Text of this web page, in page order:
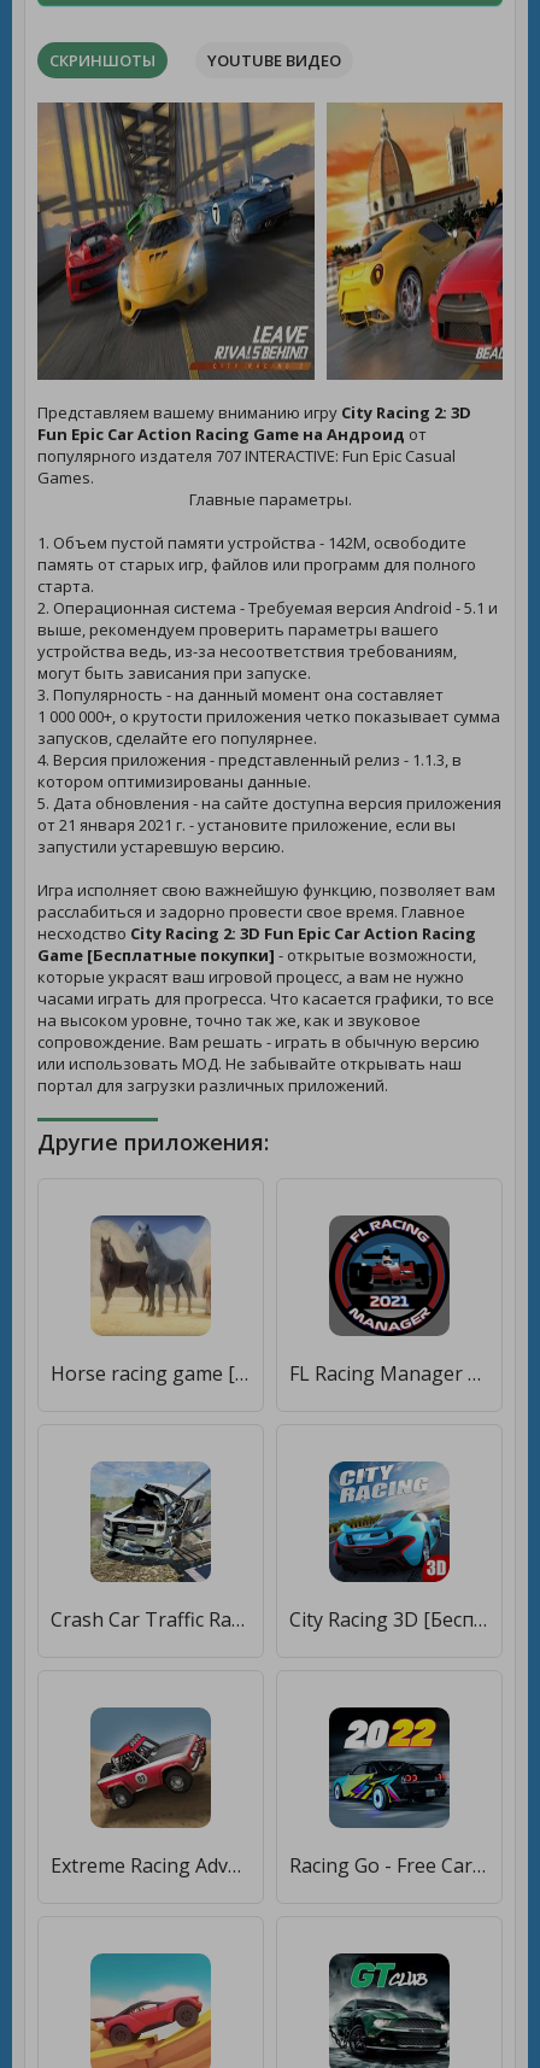
СКРИНШОТЫ YOUTUBE ВИДЕО
Представляем вашему вниманию игру City Racing 2: 3D
Fun Epic Car Action Racing Game на Андроид от
популярного издателя 707 INTERACTIVE: Fun Epic Casual
Games.
Главные параметры.
1. Объем пустой памяти устройства - 142M, освободите
память от старых игр, файлов или программ для полного
старта.
2. Операционная система - Требуемая версия Android - 5.1 и
выше, рекомендуем проверить параметры вашего
устройства ведь, из-за несоответствия требованиям,
могут быть зависания при запуске.
3. Популярность - на данный момент она составляет
1 000 000+, о крутости приложения четко показывает сумма
запусков, сделайте его популярнее.
4. Версия приложения - представленный релиз - 1.1.3, в
котором оптимизированы данные.
5. Дата обновления - на сайте доступна версия приложения
от 21 января 2021 г. - установите приложение, если вы
запустили устаревшую версию.
Игра исполняет свою важнейшую функцию, позволяет вам
расслабиться и задорно провести свое время. Главное
несходство City Racing 2: 3D Fun Epic Car Action Racing
Game [Бесплатные покупки] - открытые возможности,
которые украсят ваш игровой процесс, а вам не нужно
часами играть для прогресса. Что касается графики, то все
на высоком уровне, точно так же, как и звуковое
сопровождение. Вам решать - играть в обычную версию
или использовать МОД. Не забывайте открывать наш
портал для загрузки различных приложений.
Другие приложения:
Horse racing game [Много денег] FL Racing Manager 2021 Lite [Бесплатные покупки]
Crash Car Traffic Racing [Бесплатные покупки] City Racing 3D [Бесплатные покупки]
Extreme Racing Adventure [Бесплатные покупки] Racing Go - Free Car Games [Бесплатные покупки]